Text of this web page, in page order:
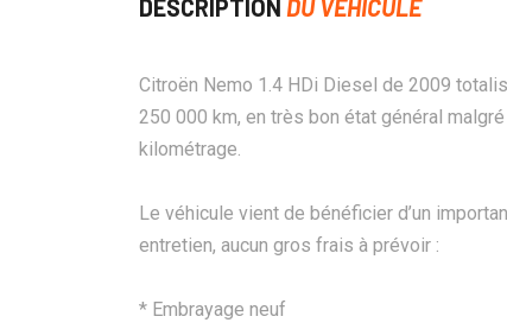
DESCRIPTION DU VÉHICULE
Citroën Nemo 1.4 HDi Diesel de 2009
250 000 km, en très bon état général
kilométrage.
Le véhicule vient de bénéficier d’un
entretien, aucun gros frais à prévoir :
* Embrayage neuf